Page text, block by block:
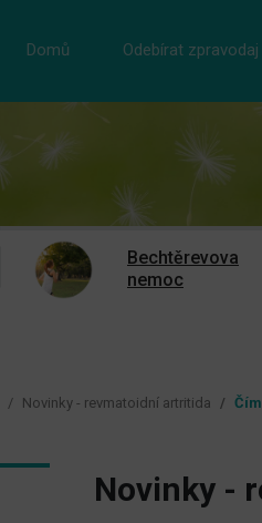
Domů Odebírat zpravodaj
Bechtěrevova
nemoc
Novinky - revmatoidní artritida
Novinky -